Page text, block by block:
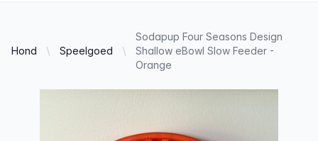
Hond Speelgoed
Sodapup Four Seasons Design
Shallow eBowl Slow Feeder -
Orange